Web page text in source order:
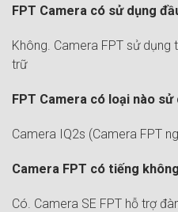
FPT Camera có sử dụng
Không. Camera FPT sử dụng
trữ
FPT Camera có loại nào
Camera IQ2s (Camera FPT
Camera FPT có tiếng
Có. Camera SE FPT hỗ trợ